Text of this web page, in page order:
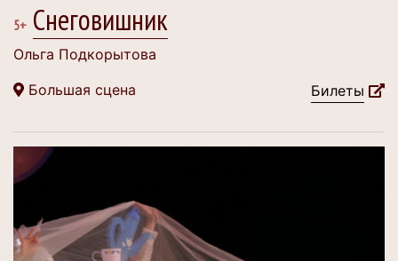
5+ Снеговишник
Ольга Подкорытова
Большая сцена
Билеты